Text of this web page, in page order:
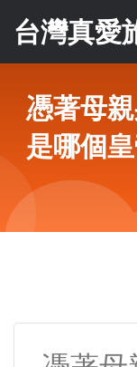
台灣真愛
憑著母
是哪個